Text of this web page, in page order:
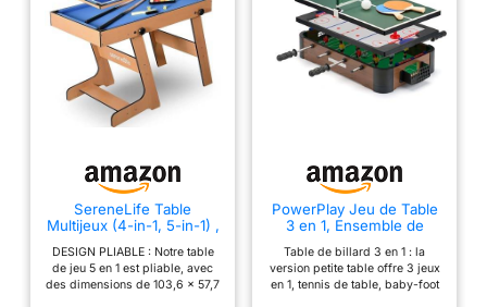
►ACCESSOIRES INCLUS
: La table est livrée avec
tous les accessoires de
jeu du Billard Américain
Triangle, 1 Brosse, 2
Craies, 2 Raquettes De
Ping-Pong, 2 Balles De
Amovible De Ping-Pong
►DIMENSIONS et POIDS
SereneLife Table
Multijeux (4-in-1, 5-in-1) ,
Accessoires, Baby Foot,
Billard, Ping Pong, Air
Hockey (bowling)- Table
DESIGN PLIABLE : Notre table
de jeu 5 en 1 est pliable, avec
des dimensions de 103,6 x 57,7
PowerPlay Jeu de Table
3 en 1, Ensemble de
Football, Hockey et
Tennis de Table, Taille
Unique
Table de billard 3 en 1 : la
version petite table offre 3 jeux
en 1, tennis de table, baby-foot